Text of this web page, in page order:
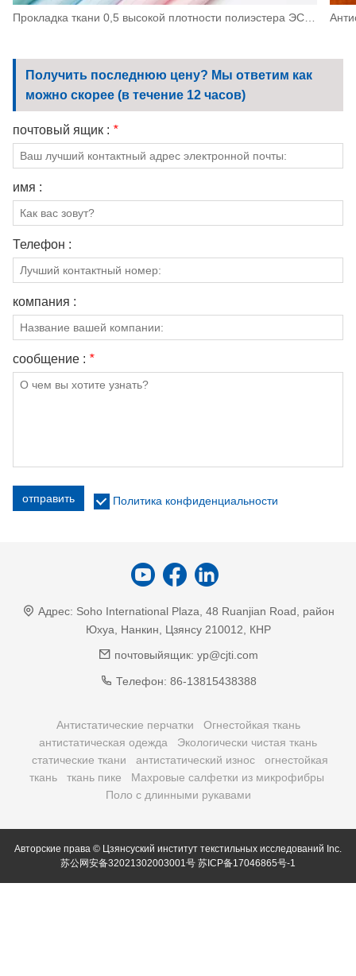
Прокладка ткани 0,5 высокой плотности полиэстера ЭСД антистатическая для машинного оборудования, электроники
Получить последнюю цену? Мы ответим как
можно скорее (в течение 12 часов)
почтовый ящик : *
имя :
Телефон :
компания :
сообщение : *
отправить Политика конфиденциальности
Адрес: Soho International Plaza, 48 Ruanjian Road, район
Юхуа, Нанкин, Цзянсу 210012, КНР
почтовыйящик: yp@cjti.com
Телефон: 86-13815438388
Антистатические перчатки
Огнестойкая ткань
антистатическая одежда
Экологически чистая ткань
статические ткани
антистатический износ
огнестойкая
ткань
ткань пике
Махровые салфетки из микрофибры
Поло с длинными рукавами
Авторские права © Цзянсуский институт текстильных исследований Inc.
苏公网安备32021302003001号 苏ICP备17046865号-1